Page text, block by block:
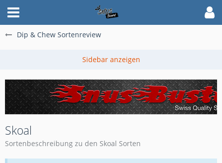
Dip & Chew Sortenreview
Skoal
Sortenbeschreibung zu den Skoal Sorten